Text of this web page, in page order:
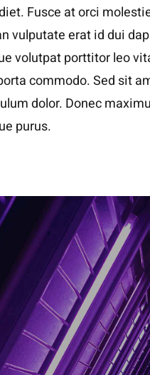
Fusce at orci
vulputate erat id dui
volutpat porttitor leo
commodo. Sed sit
dolor. Donec
purus.